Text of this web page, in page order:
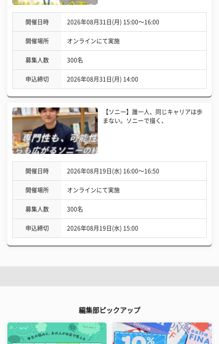
開催日時 2026年08月31日(月) 15:00〜16:00
開催場所 オンラインにて実施
募集人数 300名
申込締切 2026年08月31日(月) 14:00
【ソニー】誰一人、同じキャリアは歩
まない。ソニーで描く、
開催日時 2026年08月19日(水) 16:00〜16:50
開催場所 オンラインにて実施
募集人数 300名
申込締切 2026年08月19日(水) 15:00
編集部ピックアップ